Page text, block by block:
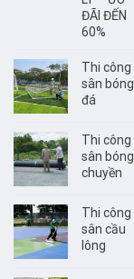
ĐÃI ĐẾN
60%
Thi công
sân bóng
đá
Thi công
sân bóng
chuyền
Thi công
sân cầu
lông